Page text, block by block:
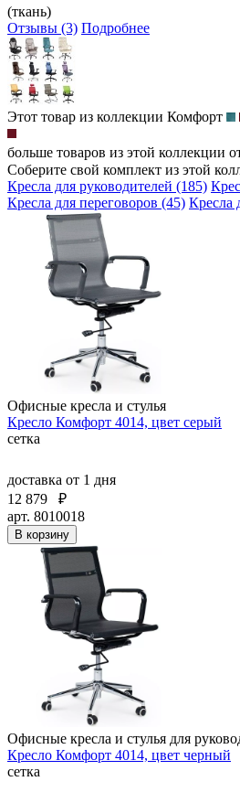
(ткань)
Отзывы (3) Подробнее
Этот товар из коллекции Комфорт
больше товаров из этой коллекции
Соберите свой комплект из этой
Кресла для руководителей (185)
Кресла для переговоров (45) Кресла
Офисные кресла и стулья
Кресло Комфорт 4014, цвет серый
сетка
доставка от 1 дня
12 879
₽
арт. 8010018
В корзину
Офисные кресла и стулья для
Кресло Комфорт 4014, цвет черный
сетка